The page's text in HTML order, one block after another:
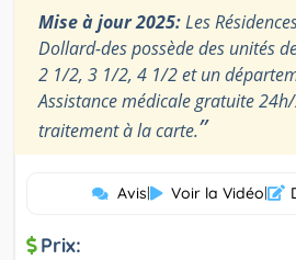
Mise à jour 2025:Les
Dollard-des possède des unités
2 1/2, 3 1/2, 4 1/2 et un
Assistance médicale gratuite
traitement à la carte.”
Avis| Voir la Vidéo|
Prix: